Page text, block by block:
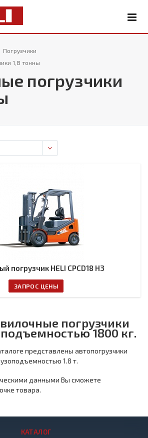
Погрузчики
1,8 тонны
погрузчики
погрузчик HELI CPCD18 H3
ЗАПРОС ЦЕНЫ
погрузчики
1800 кг.
представлены автопогрузчики
1.8 т.
данными Вы сможете
товара.
КАТАЛОГ